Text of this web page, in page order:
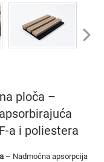
ploča –
a i poliestera
– Nadmoćna apsorpcija